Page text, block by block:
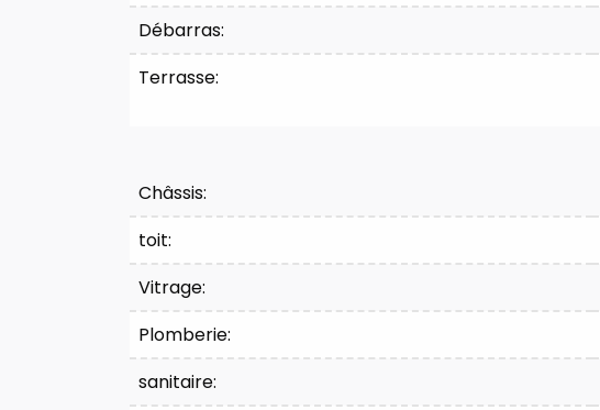
Débarras:
Terrasse:
Confort
Châssis:
toit:
Vitrage:
Plomberie:
sanitaire: